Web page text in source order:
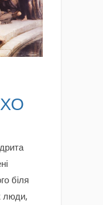
біля
люди,